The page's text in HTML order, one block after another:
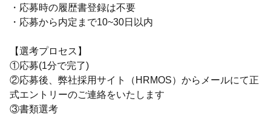
・応募時の履歴書登録は不要
・応募から内定まで10~30日以内
【選考プロセス】
①応募(1分で完了)
②応募後、弊社採用サイト（HRMOS）からメールにて正
式エントリーのご連絡をいたします
③書類選考